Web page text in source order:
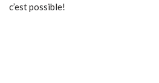
c’est possible!